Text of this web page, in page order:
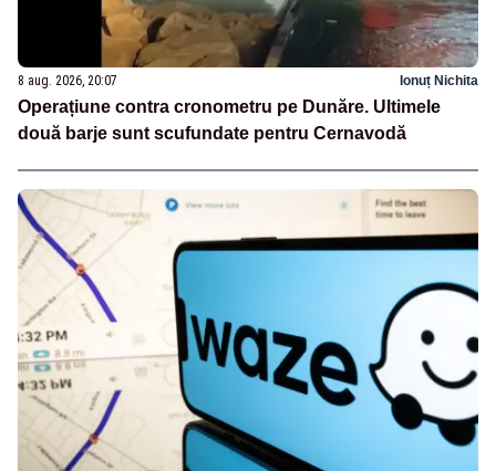
8 aug. 2026, 20:07 Ionuț Nichita
Operațiune contra cronometru pe Dunăre. Ultimele
două barje sunt scufundate pentru Cernavodă